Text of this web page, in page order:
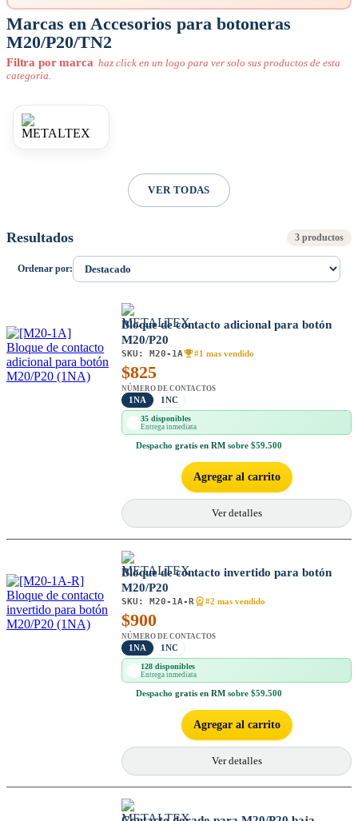
Marcas en Accesorios para botoneras
M20/P20/TN2
Filtra por marca haz click en un logo para ver solo sus productos de esta
categoria.
VER TODAS
Resultados 3 productos
Ordenar por:
Bloque de contacto adicional para botón
M20/P20
SKU: M20-1A #1 mas vendido
$825
NÚMERO DE CONTACTOS
1NA 1NC
35 disponibles
Entrega inmediata
Despacho gratis en RM sobre $59.500
Agregar al carrito
Ver detalles
Bloque de contacto invertido para botón
M20/P20
SKU: M20-1A-R #2 mas vendido
$900
NÚMERO DE CONTACTOS
1NA 1NC
128 disponibles
Entrega inmediata
Despacho gratis en RM sobre $59.500
Agregar al carrito
Ver detalles